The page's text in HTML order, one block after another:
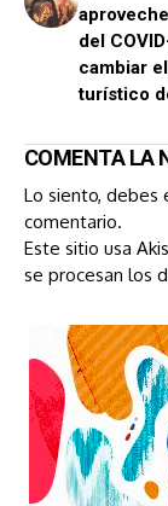
del
cambiar
turístico
COMENTA LA
Lo siento, debes
comentario.
Este sitio usa
se procesan los